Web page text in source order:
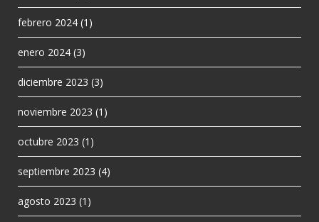
febrero 2024 (1)
enero 2024 (3)
diciembre 2023 (3)
noviembre 2023 (1)
octubre 2023 (1)
septiembre 2023 (4)
agosto 2023 (1)